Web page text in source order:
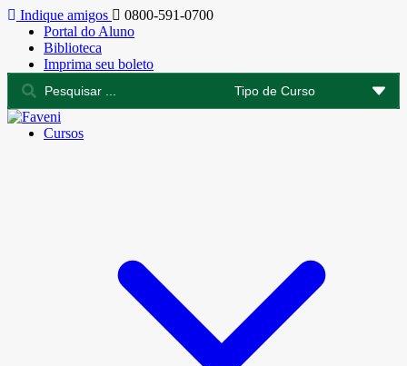
Indique amigos
0800-591-0700
Portal do Aluno
Biblioteca
Imprima seu boleto
Cursos